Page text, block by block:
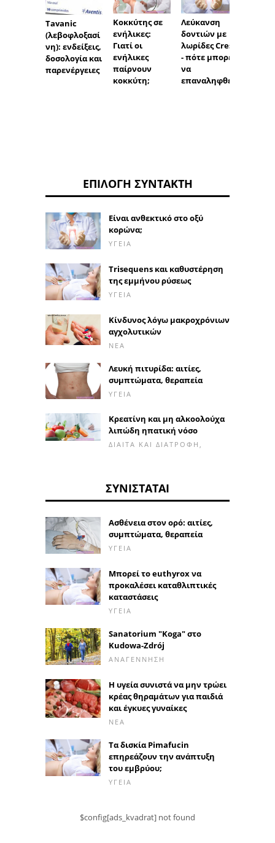
Tavanic
(λεβοφλοξασί
νη): ενδείξεις,
δοσολογία και
παρενέργειες
Κοκκύτης σε
ενήλικες:
Γιατί οι
ενήλικες
παίρνουν
κοκκύτη;
Λεύκανση
δοντιών με
λωρίδες Crest
- πότε μπορεί
να
επαναληφθεί;
ΕΠΙΛΟΓΉ ΣΥΝΤΆΚΤΗ
Είναι ανθεκτικό στο οξύ
κορώνα;
ΥΓΕΊΑ
Trisequens και καθυστέρηση
της εμμήνου ρύσεως
ΥΓΕΊΑ
Κίνδυνος λόγω μακροχρόνιων
αγχολυτικών
ΝΈΑ
Λευκή πιτυρίδα: αιτίες,
συμπτώματα, θεραπεία
ΥΓΕΊΑ
Κρεατίνη και μη αλκοολούχα
λιπώδη ηπατική νόσο
ΔΊΑΙΤΑ ΚΑΙ ΔΙΑΤΡΟΦΉ,
ΣΥΝΙΣΤΆΤΑΙ
Ασθένεια στον ορό: αιτίες,
συμπτώματα, θεραπεία
ΥΓΕΊΑ
Μπορεί το euthyrox να
προκαλέσει καταθλιπτικές
καταστάσεις
ΥΓΕΊΑ
Sanatorium "Koga" στο
Kudowa-Zdrój
ΑΝΑΓΈΝΝΗΣΗ
Η υγεία συνιστά να μην τρώει
κρέας θηραμάτων για παιδιά
και έγκυες γυναίκες
ΝΈΑ
Τα δισκία Pimafucin
επηρεάζουν την ανάπτυξη
του εμβρύου;
ΥΓΕΊΑ
$config[ads_kvadrat] not found